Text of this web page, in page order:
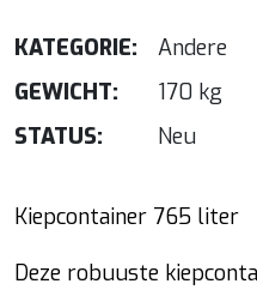
KATEGORIE:
Andere
GEWICHT:
170 kg
STATUS:
Neu
Kiepcontainer 765 liter
Deze robuuste